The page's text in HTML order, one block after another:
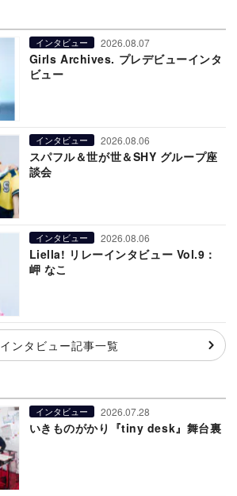
インタビュー 2026.08.07
Girls Archives. プレデビューインタ
ビュー
インタビュー 2026.08.06
スパフル＆世が世＆SHY グループ座
談会
インタビュー 2026.08.06
Liella! リレーインタビュー Vol.9：
岬 なこ
インタビュー記事一覧
インタビュー 2026.07.28
いきものがかり『tiny desk』舞台裏